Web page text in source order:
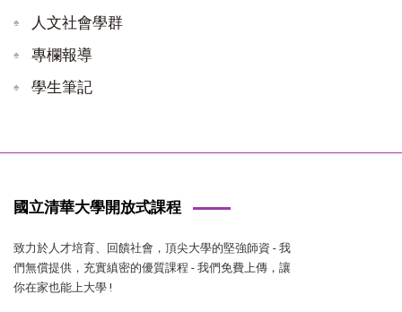
人文社會學群
專欄報導
學生筆記
國立清華大學開放式課程
致力於人才培育、回饋社會，頂尖大學的堅強師資 - 我
們無償提供，充實縝密的優質課程 - 我們免費上傳，讓
你在家也能上大學 !